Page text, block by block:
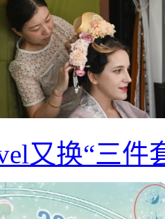
又换“三